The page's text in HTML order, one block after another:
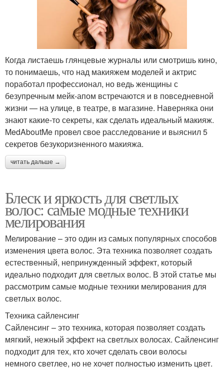
Когда листаешь глянцевые журналы или смотришь кино,
то понимаешь, что над макияжем моделей и актрис
поработал профессионал, но ведь женщины с
безупречным мейк-апом встречаются и в повседневной
жизни — на улице, в театре, в магазине. Наверняка они
знают какие-то секреты, как сделать идеальный макияж.
MedAboutMe провел свое расследование и выяснил 5
секретов безукоризненного макияжа.
читать дальше →
Блеск и яркость для светлых
волос: самые модные техники
мелирования
Мелирование – это один из самых популярных способов
изменения цвета волос. Эта техника позволяет создать
естественный, непринужденный эффект, который
идеально подходит для светлых волос. В этой статье мы
рассмотрим самые модные техники мелирования для
светлых волос.
Техника сайленсинг
Сайленсинг – это техника, которая позволяет создать
мягкий, нежный эффект на светлых волосах. Сайленсинг
подходит для тех, кто хочет сделать свои волосы
немного светлее, но не хочет полностью изменить цвет.